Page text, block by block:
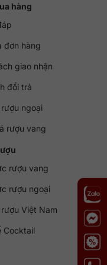
hàng
đơn hàng
giao nhận
đổi trả
ngoại
rượu vang
rượu vang
rượu ngoại
Việt Nam
Cocktail